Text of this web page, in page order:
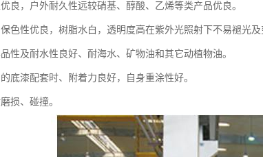
优良，户外耐久性远较硝基、醇酸、乙烯等类产品优良。
保色性优良，树脂水白，透明度高在紫外光照射下不易褪光及
品性及耐水性良好、耐海水、矿物油和其它动植物油。
的底漆配套时、附着力良好，自身重涂性好。
损、碰撞。